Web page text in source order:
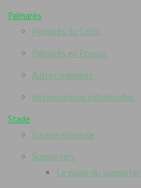
Palmarès
Palmarès du Celtic
Palmarès en Ecosse
Autres palmarès
Récompenses individuelles
Stade
Equipe nationale
Supporters
Le guide du supporter